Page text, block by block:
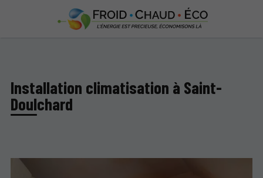
Installation climatisation à Saint-
Doulchard